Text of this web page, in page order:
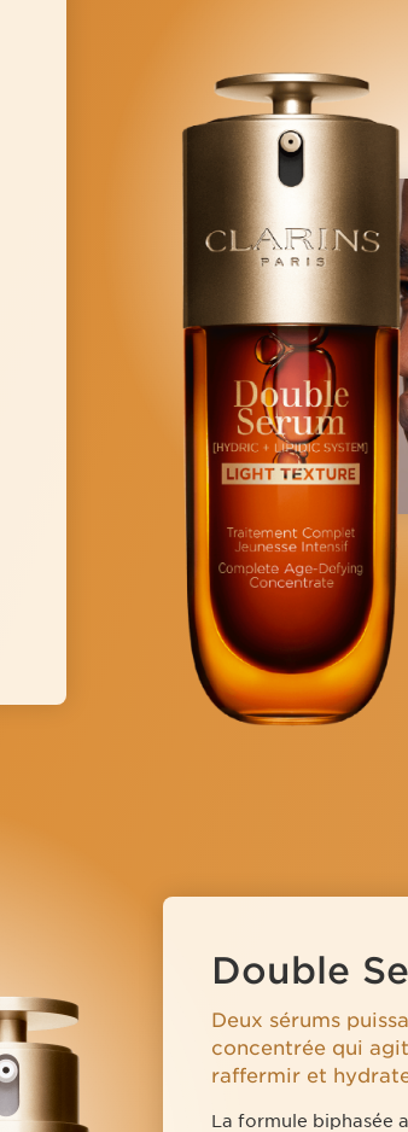
Double
Deux sérums
concentrée qui
raffermir et
La formule biphasée